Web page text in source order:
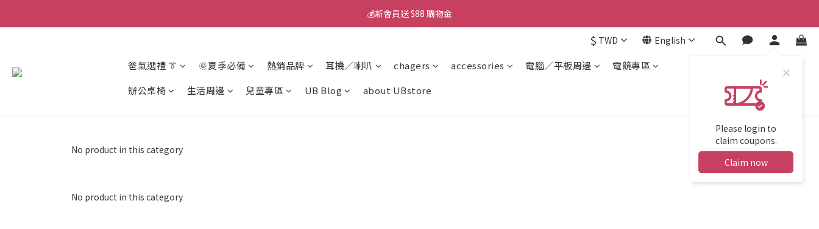
💰新會員送 $88 購物金
💰新會員送 $88 購物金
💰新會員送 $88 購物金
$ TWD English
Please login to
claim coupons.
Claim now
爸氣選禮 👔 🌞夏季必備 熱銷品牌 耳機／喇叭 chagers accessories 電腦／平板周邊
電競專區
辦公桌椅
生活周邊 兒童專區 UB Blog about UBstore
No product in this category
No product in this category